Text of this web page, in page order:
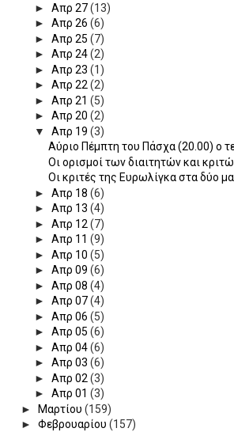
► Απρ 27(13)
► Απρ 26 (6)
► Απρ 25 (7)
► Απρ 24(2)
► Απρ 23 (1)
► Απρ 22(2)
► Απρ 21 (5)
► Απρ 20 (2)
▼ Απρ 19 (3)
Αύριο Πέμπτη του Πάσχα (20.00) ο
Οι ορισμοί των διαιτητών και
Οι κριτές της Ευρωλίγκα στα δύο
► Απρ 18 (6)
► Απρ 13 (4)
► Απρ 12 (7)
► Απρ 11 (9)
► Απρ 10 (5)
► Απρ 09 (6)
► Απρ 08 (4)
► Απρ 07(4)
► Απρ 06 (5)
► Απρ 05 (6)
► Απρ 04(6)
► Απρ 03 (6)
► Απρ 02 (3)
► Απρ 01 (3)
►
Μαρτίου (159)
► Φεβρουαρίου (157)